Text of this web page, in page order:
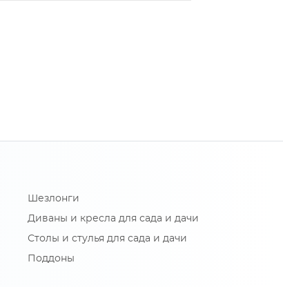
Шезлонги
Диваны и кресла для сада и дачи
Столы и стулья для сада и дачи
Поддоны